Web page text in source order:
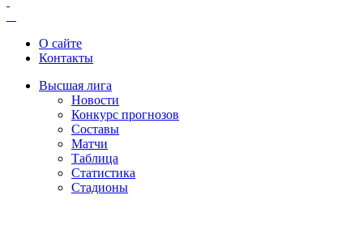
О сайте
Контакты
Высшая лига
Новости
Конкурс прогнозов
Составы
Матчи
Таблица
Статистика
Стадионы